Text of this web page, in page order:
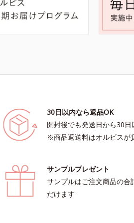
30日以内なら返品OK
開封後でも発送日から30
※商品返送料はオルビスが
サンプルプレゼント
サンプルはご注文商品の合
だけます